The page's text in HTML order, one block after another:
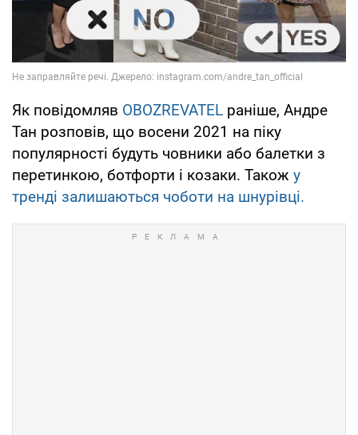
Як повідомляв OBOZREVATEL раніше, Андре
Тан розповів, що восени 2021 на піку
популярності будуть човники або балетки з
перетинкою, ботфорти і козаки. Також у
тренді залишаються чоботи на шнурівці.